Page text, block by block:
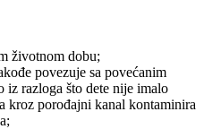
životnom dobu;
povezuje sa povećanim
iz razloga što dete nije imalo
kroz porođajni kanal kontaminira